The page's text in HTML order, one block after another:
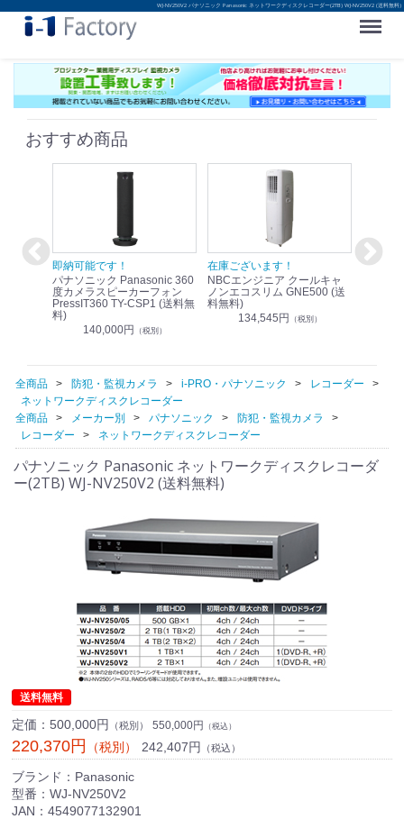
WJ-NV250V2 パナソニック Panasonic ネットワークディスクレコーダー(2TB) WJ-NV250V2 (送料無料)
Menu
おすすめ商品
即納可能です！
パナソニック Panasonic 360
度カメラスピーカーフォン
PressIT360 TY-CSP1 (送料無
料)
140,000円 （税別）
在庫ございます！
NBCエンジニア クールキャ
ノンエコスリム GNE500 (送
料無料)
134,545円 （税別）
即納可
全商品 防犯・監視カメラ i-PRO・パナソニック
レコーダー
ネットワークディスクレコーダー
全商品
メーカー別 パナソニック
防犯・監視カメラ
レコーダー
ネットワークディスクレコーダー
パナソニック Panasonic ネットワークディスクレコーダ
ー(2TB) WJ-NV250V2 (送料無料)
送料無料
定価： 500,000円 （税別） 550,000円 （税込）
220,370円 （税別） 242,407円 （税込）
ブランド：Panasonic
型番：WJ-NV250V2
JAN：4549077132901